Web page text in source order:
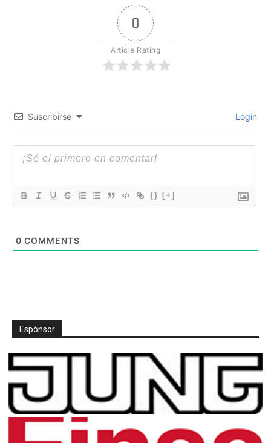
0
Article Rating
Suscribirse Login
{} [+]
0 COMMENTS
Espónsor